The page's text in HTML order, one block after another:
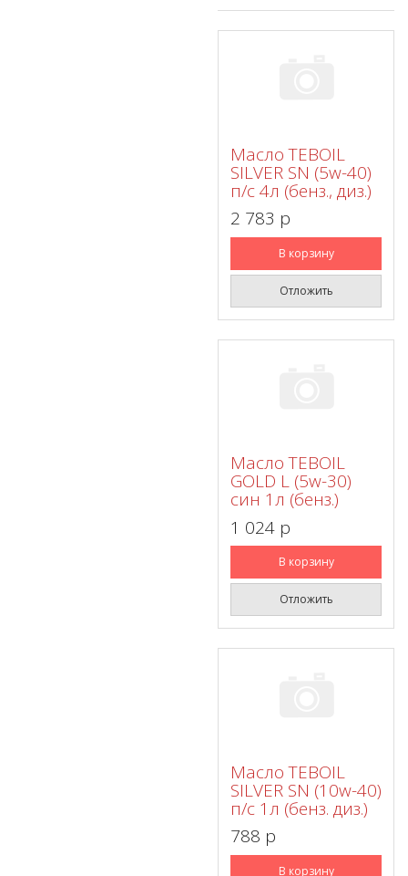
Масло TEBOIL
SILVER SN (5w-40)
п/с 4л (бенз., диз.)
2 783 p
В корзину
Отложить
Масло TEBOIL
GOLD L (5w-30)
син 1л (бенз.)
1 024 p
В корзину
Отложить
Масло TEBOIL
SILVER SN (10w-40)
п/с 1л (бенз. диз.)
788 p
В корзину